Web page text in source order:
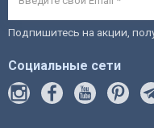
Подпишитесь на акции,
Социальные сети